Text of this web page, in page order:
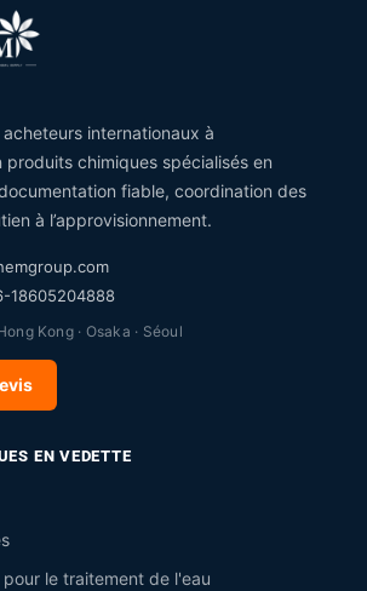
acheteurs internationaux à
produits chimiques spécialisés en
fiable, coordination des
à l’approvisionnement.
18605204888
Kong · Osaka · Séoul
EN VEDETTE
le traitement de l'eau